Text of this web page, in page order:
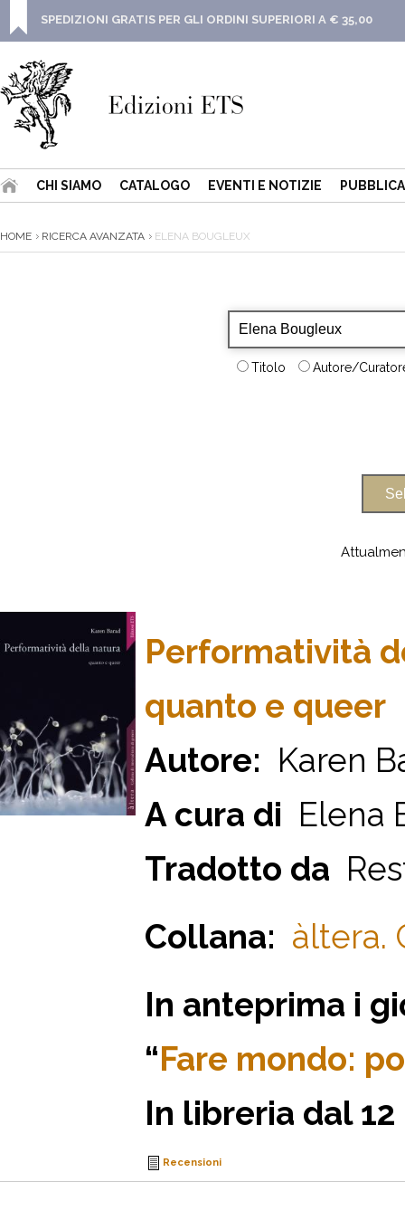
SPEDIZIONI GRATIS PER GLI ORDINI SUPERIORI A € 35,00
CHI SIAMO CATALOGO EVENTI E NOTIZIE
HOME RICERCA AVANZATA ELENA BOUGLEUX
Titolo Autore/
Performatività
quanto e queer
Autore: Karen
A cura di Elena
Tradotto da
Collana: àltera.
In anteprima i
“Fare mondo:
In libreria dal 12
Recensioni